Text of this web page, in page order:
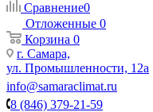
Сравнение0
Отложенные 0
Корзина 0
г. Самара,
ул. Промышленности, 12а
info@samaraclimat.ru
8 (846) 379-21-59